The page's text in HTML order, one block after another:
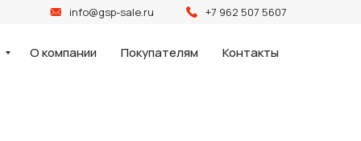
info@gsp-sale.ru +7 962 507 5607
О компании Покупателям Контакты